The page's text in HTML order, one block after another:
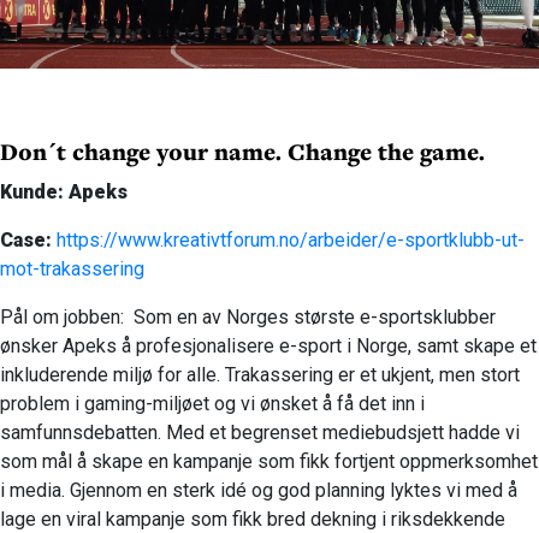
Don´t change your name. Change the game.
Kunde: Apeks
Case: https://www.kreativtforum.no/arbeider/e-sportklubb-ut-
mot-trakassering
Pål om jobben: Som en av Norges største e-sportsklubber
ønsker Apeks å profesjonalisere e-sport i Norge, samt skape et
inkluderende miljø for alle. Trakassering er et ukjent, men stort
problem i gaming-miljøet og vi ønsket å få det inn i
samfunnsdebatten. Med et begrenset mediebudsjett hadde vi
som mål å skape en kampanje som fikk fortjent oppmerksomhet
i media. Gjennom en sterk idé og god planning lyktes vi med å
lage en viral kampanje som fikk bred dekning i riksdekkende